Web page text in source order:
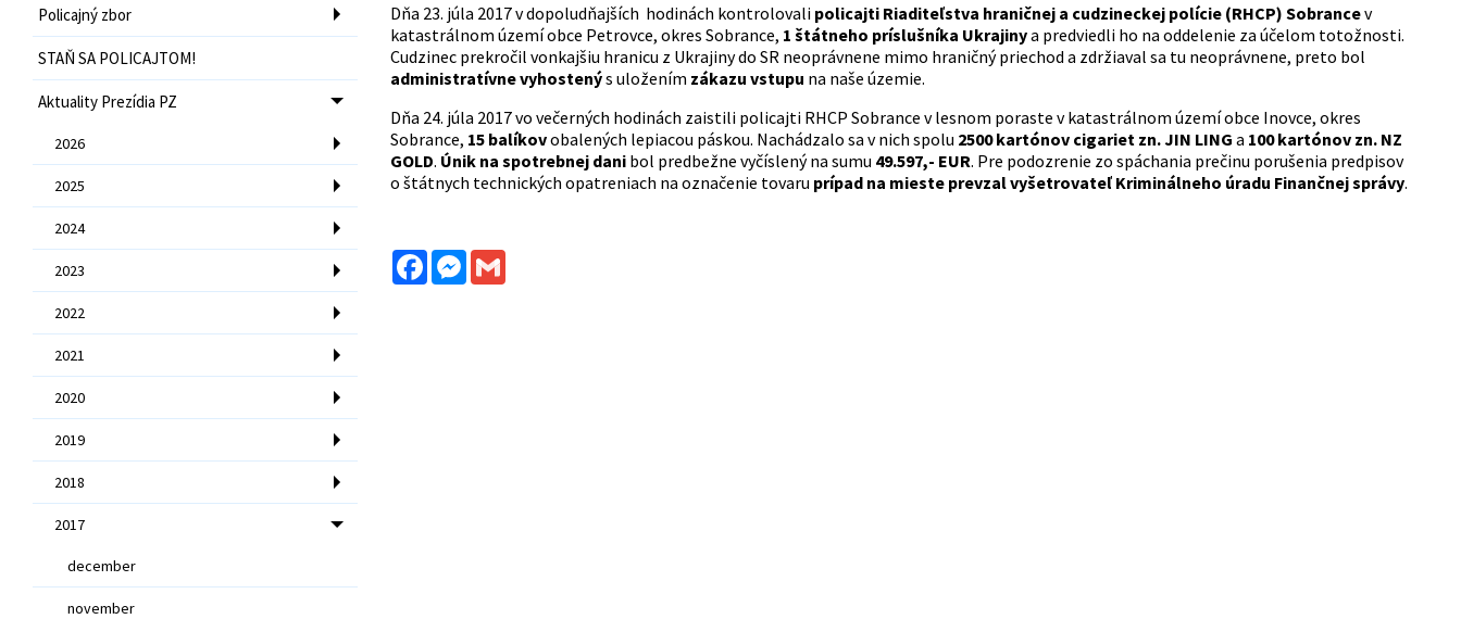
Policajný zbor
STAŇ SA POLICAJTOM!
Aktuality Prezídia PZ
2026
2025
2024
2023
2022
2021
2020
2019
2018
2017
december
november
Dňa 23. júla 2017 v dopoludňajších hodinách kontrolovali policajti Riaditeľstva hraničnej a cudzineckej polície (RHCP) Sobrancev
katastrálnom území obce Petrovce, okres Sobrance, 1 štátneho príslušníka Ukrajinya predviedli ho na oddelenie za účelom totožnosti.
Cudzinec prekročil vonkajšiu hranicu z Ukrajiny do SR neoprávnene mimo hraničný priechod a zdržiaval sa tu neoprávnene, preto bol
administratívne vyhostenýs uložením zákazu vstupu na naše územie.
Dňa 24. júla 2017 vo večerných hodinách zaistili policajti RHCP Sobrance v lesnom poraste v katastrálnom území obce Inovce, okres
Sobrance, 15 balíkovobalených lepiacou páskou. Nachádzalo sa v nich spolu 2500 kartónov cigariet zn. JIN LING a 100 kartónov zn. NZ
GOLD. Únik na spotrebnej danibol predbežne vyčíslený na sumu 49.597,- EUR. Pre podozrenie zo spáchania prečinu porušenia predpisov
o štátnych technických opatreniach na označenie tovaru prípad na mieste prevzal vyšetrovateľ Kriminálneho úradu Finančnej správy.
FacebookMessenger
Gmail